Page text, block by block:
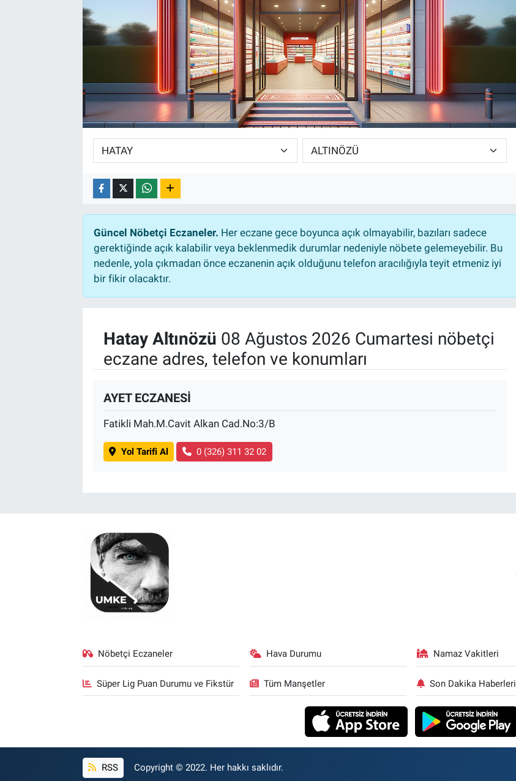
Güncel Nöbetçi Eczaneler. Her eczane gece boyunca açık olmayabilir, bazıları sadece
gerektiğinde açık kalabilir veya beklenmedik durumlar nedeniyle nöbete gelemeyebilir. Bu
nedenle, yola çıkmadan önce eczanenin açık olduğunu telefon aracılığıyla teyit etmeniz iyi
bir fikir olacaktır.
Hatay Altınözü 08 Ağustos 2026 Cumartesi nöbetçi
eczane adres, telefon ve konumları
AYET ECZANESİ
Fatikli Mah.M.Cavit Alkan Cad.No:3/B
Yol Tarifi Al 0 (326) 311 32 02
Nöbetçi Eczaneler Hava Durumu Namaz Vakitleri
Süper Lig Puan Durumu ve Fikstür Tüm Manşetler Son Dakika Haberleri
RSS Copyright © 2022. Her hakkı saklıdır.